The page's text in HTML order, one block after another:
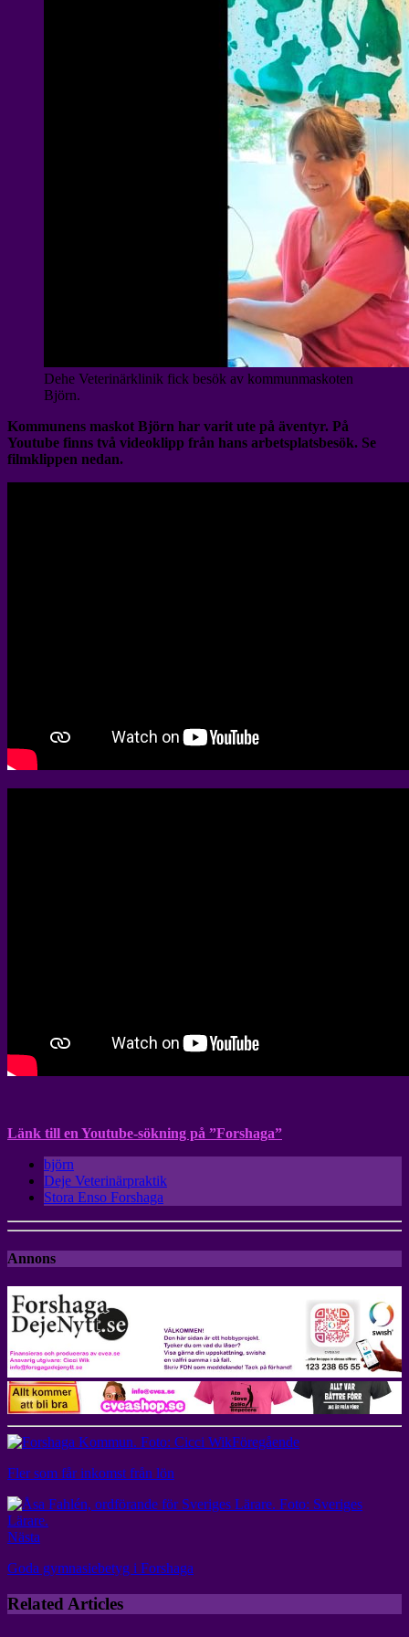
Dehe Veterinärklinik fick besök av kommunmaskoten
Björn.
Kommunens maskot Björn har varit ute på äventyr. På
Youtube finns två videoklipp från hans arbetsplatsbesök. Se
filmklippen nedan.
Länk till en Youtube-sökning på ”Forshaga”
björn
Deje Veterinärpraktik
Stora Enso Forshaga
Annons
Föregående
Fler som får inkomst från lön
Nästa
Goda gymnasiebetyg i Forshaga
Related Articles